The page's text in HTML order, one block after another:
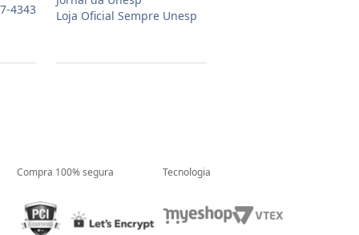
4343
Loja Oficial Sempre Unesp
Compra 100% segura Tecnologia